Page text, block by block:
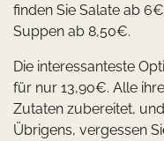
finden Sie Salate ab
Suppen ab 8,50€.
Die interessanteste
für nur 13,90€. Alle
Zutaten zubereitet,
Übrigens, vergessen